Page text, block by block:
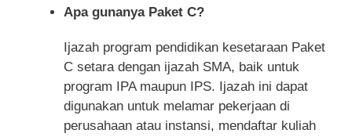
Apa gunanya Paket C?
Ijazah program pendidikan kesetaraan Paket
C setara dengan ijazah SMA, baik untuk
program IPA maupun IPS. Ijazah ini dapat
digunakan untuk melamar pekerjaan di
perusahaan atau instansi, mendaftar kuliah